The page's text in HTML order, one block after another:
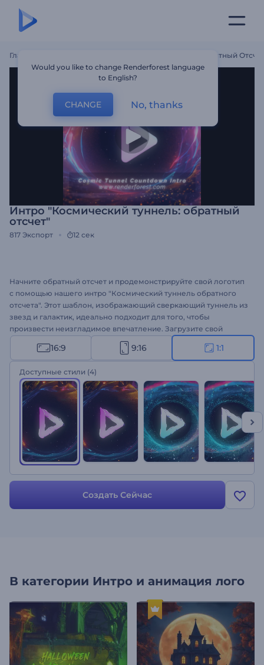
Главная Интро "Космический Туннель: Обратный
Интро "Космический туннель: обратный
отсчет"
817 Экспорт 12 сек
Начните обратный отсчет и продемонстрируйте свой логотип
с помощью нашего интро "Космический туннель обратного
отсчета". Этот шаблон, изображающий сверкающий туннель из
звезд и галактик, идеально подходит для того, чтобы
произвести неизгладимое впечатление. Загрузите свой
логотип, напишите теглайн, добавьте фоновую музыку, и пусть
начнется обратный отсчет. Идеально подходит для
видеоинтро, специальных объявлений, живых мероприятий,
открытия презентаций, запуска новых продуктов и многого
другого. Создавайте прямо сейчас и сделайте свой проект
особенным!
16:9 9:16 1:1
Доступные стили (4)
Создать Сейчас
В категории Интро и анимация лого
Would you like to change Renderforest language
to English?
CHANGE No, thanks